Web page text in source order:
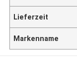
Lieferzeit
Markenname